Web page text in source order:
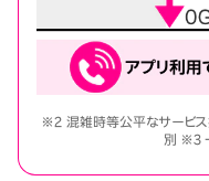
※2 混雑時等公平なサービ
別 ※3